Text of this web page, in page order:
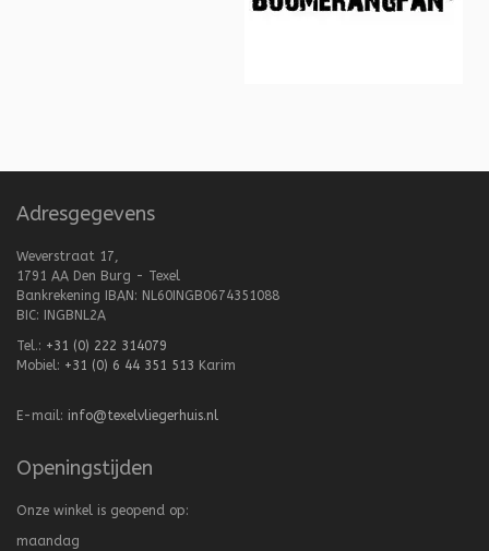
Adresgegevens
Weverstraat 17,
1791 AA Den Burg - Texel
Bankrekening IBAN: NL60INGB0674351088
BIC: INGBNL2A
Tel.: +31 (0) 222 314079
Mobiel: +31 (0) 6 44 351 513 Karim
E-mail: info@texelvliegerhuis.nl
Openingstijden
Onze winkel is geopend op:
maandag